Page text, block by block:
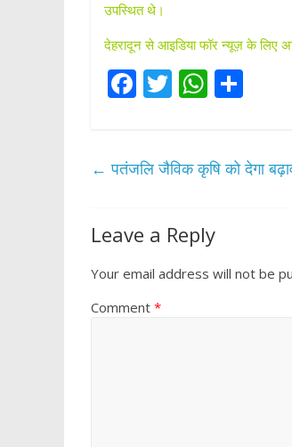
उपस्थित थे।
देहरादून से आइडिया फॉर न्यूज़ के लिए
F
b
o
k
T
er
W
s
p
p
e
← पतंजलि जैविक कृषि को देगा
Leave a Reply
Your email address will not be
Comment *